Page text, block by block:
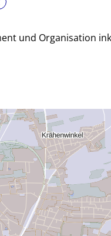
und Organisation